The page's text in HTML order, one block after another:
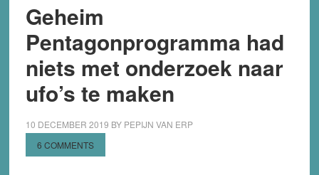
Geheim
Pentagonprogramma had
niets met onderzoek naar
ufo’s te maken
10 DECEMBER 2019 BY PEPIJN VAN ERP
6 COMMENTS